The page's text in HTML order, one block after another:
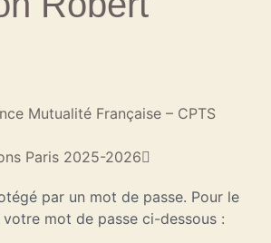
Mutualité Française – CPTS
Paris 2025-2026
par un mot de passe. Pour le
mot de passe ci-dessous :